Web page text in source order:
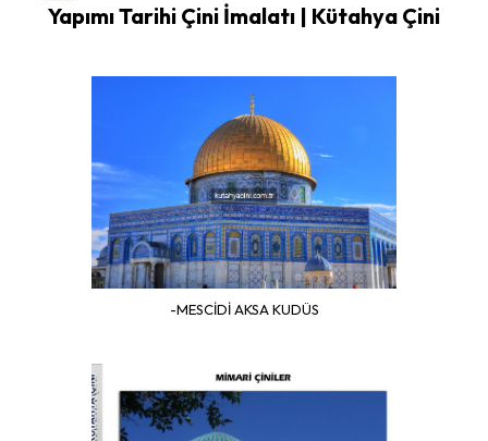
Yapımı Tarihi Çini İmalatı | Kütahya Çini
-MESCİDİ AKSA KUDÜS